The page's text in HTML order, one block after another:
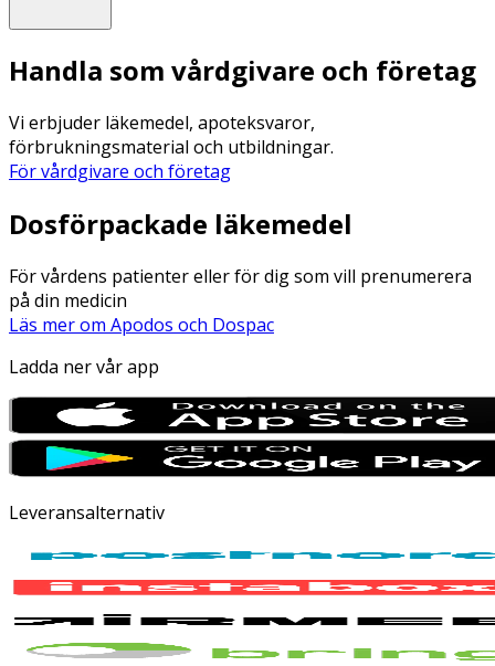
Handla som vårdgivare och företag
Vi erbjuder läkemedel, apoteksvaror,
förbrukningsmaterial och utbildningar.
För vårdgivare och företag
Dosförpackade läkemedel
För vårdens patienter eller för dig som vill prenumerera
på din medicin
Läs mer om Apodos och Dospac
Ladda ner vår app
Leveransalternativ